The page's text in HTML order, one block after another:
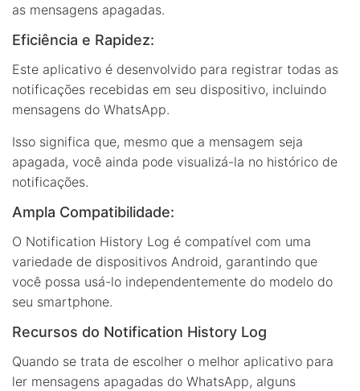
as mensagens apagadas.
Eficiência e Rapidez:
Este aplicativo é desenvolvido para registrar todas as
notificações recebidas em seu dispositivo, incluindo
mensagens do WhatsApp.
Isso significa que, mesmo que a mensagem seja
apagada, você ainda pode visualizá-la no histórico de
notificações.
Ampla Compatibilidade:
O Notification History Log é compatível com uma
variedade de dispositivos Android, garantindo que
você possa usá-lo independentemente do modelo do
seu smartphone.
Recursos do Notification History Log
Quando se trata de escolher o melhor aplicativo para
ler mensagens apagadas do WhatsApp, alguns